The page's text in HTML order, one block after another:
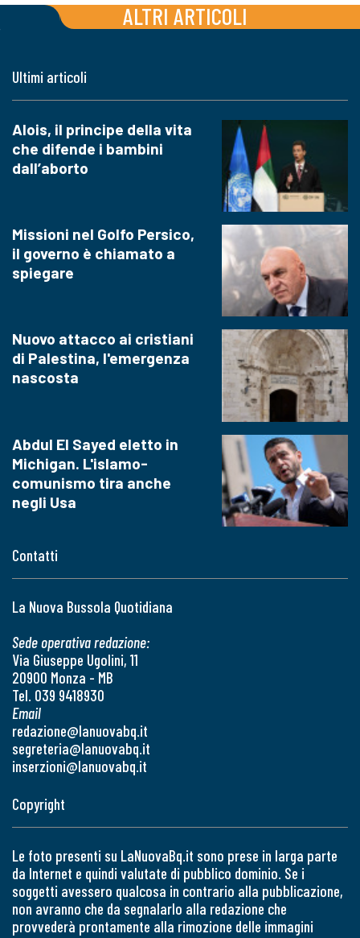
ALTRI ARTICOLI
Contatti
La Nuova Bussola Quotidiana
Sede operativa redazione:
Via Giuseppe Ugolini, 11
20900 Monza - MB
Tel. 039 9418930
Email
redazione@lanuovabq.it
segreteria@lanuovabq.it
inserzioni@lanuovabq.it
Ultimi articoli
Alois, il principe della vita
che difende i bambini
dall’aborto
Missioni nel Golfo Persico,
il governo è chiamato a
spiegare
Nuovo attacco ai cristiani
di Palestina, l'emergenza
nascosta
Abdul El Sayed eletto in
Michigan. L'islamo-
comunismo tira anche
negli Usa
Copyright
Le foto presenti su LaNuovaBq.it sono prese in larga parte
da Internet e quindi valutate di pubblico dominio. Se i
soggetti avessero qualcosa in contrario alla pubblicazione,
non avranno che da segnalarlo alla redazione che
provvederà prontamente alla rimozione delle immagini